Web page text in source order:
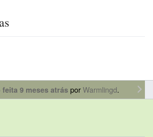
9 meses atrásporWarmlingd.